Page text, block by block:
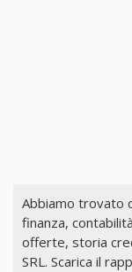
Abbiamo trovato
finanza,
offerte, storia
SRL. Scarica il